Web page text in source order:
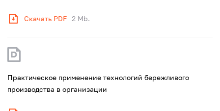
Скачать PDF 2 Mb.
Практическое применение технологий бережливого
производства в организации